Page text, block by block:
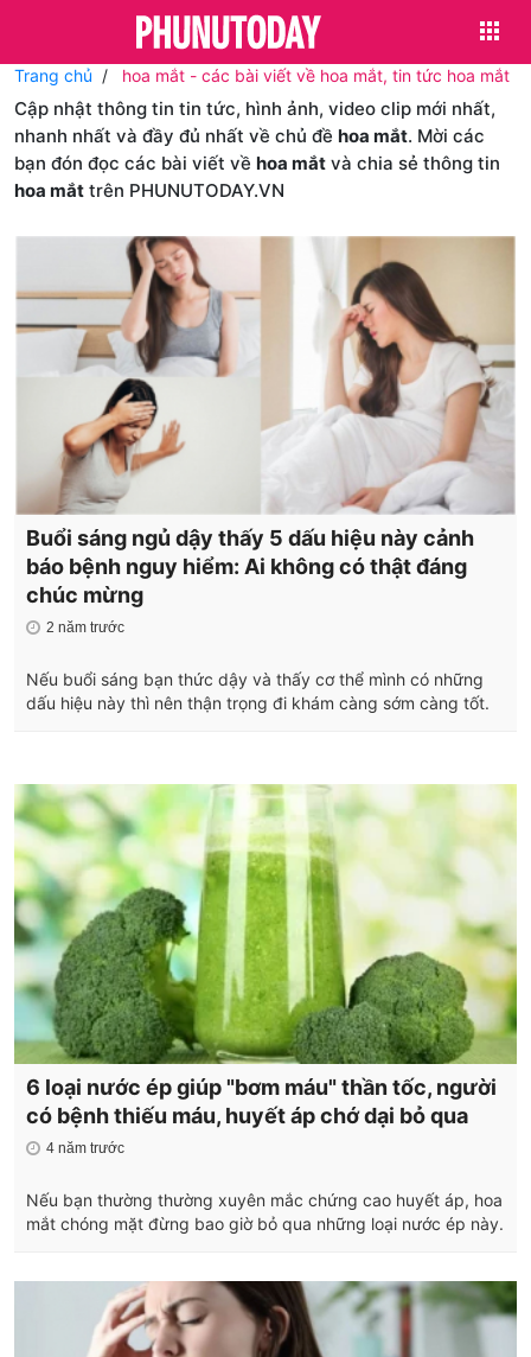
Trang chủ hoa mắt - các bài viết về hoa mắt, tin tức hoa mắt
Cập nhật thông tin tin tức, hình ảnh, video clip mới nhất,
nhanh nhất và đầy đủ nhất về chủ đề hoa mắt. Mời các
bạn đón đọc các bài viết về hoa mắt và chia sẻ thông tin
hoa mắt trên PHUNUTODAY.VN
Buổi sáng ngủ dậy thấy 5 dấu hiệu này cảnh
báo bệnh nguy hiểm: Ai không có thật đáng
chúc mừng
2 năm trước
Nếu buổi sáng bạn thức dậy và thấy cơ thể mình có những
dấu hiệu này thì nên thận trọng đi khám càng sớm càng tốt.
6 loại nước ép giúp "bơm máu" thần tốc, người
có bệnh thiếu máu, huyết áp chớ dại bỏ qua
4 năm trước
Nếu bạn thường thường xuyên mắc chứng cao huyết áp, hoa
mắt chóng mặt đừng bao giờ bỏ qua những loại nước ép này.